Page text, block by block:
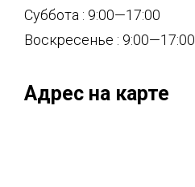
Суббота : 9:00—17:00
Воскресенье : 9:00—17:00
Адрес на карте